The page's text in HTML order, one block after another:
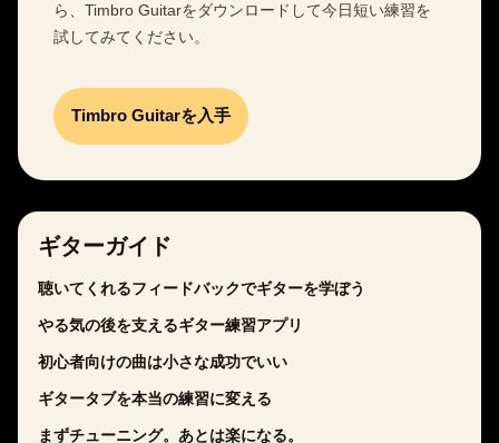
ら、Timbro Guitarをダウンロードして今日短い練習を
試してみてください。
Timbro Guitarを入手
ギターガイド
聴いてくれるフィードバックでギターを学ぼう
やる気の後を支えるギター練習アプリ
初心者向けの曲は小さな成功でいい
ギタータブを本当の練習に変える
まずチューニング。あとは楽になる。